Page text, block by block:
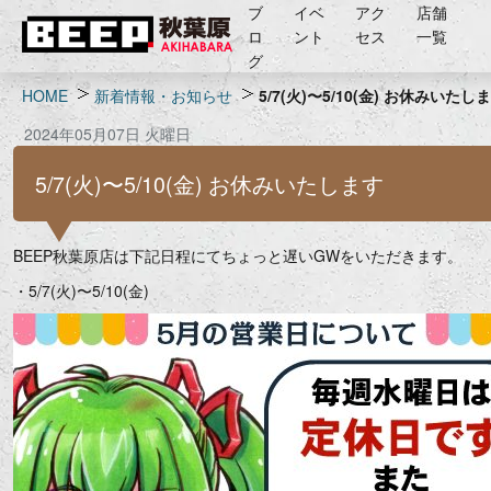
ブ
ロ
グ
イベ
ント
アク
セス
店舗
一覧
HOME 新着情報・お知らせ
5/7(火)〜5/10(金) お休みいたし
2024年05月07日 火曜日
5/7(火)〜5/10(金) お休みいたします
BEEP秋葉原店は下記日程にてちょっと遅いGWをいただきます。
・5/7(火)〜5/10(金)